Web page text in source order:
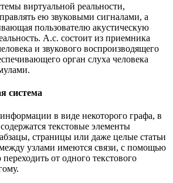
виртуальной реальности,
ею звуковыми сигналами, а
пользователю акустическую
А.с. состоит из приемника
и звукового воспроизводящего
орган слуха человека
система
в виде некоторого графа, в
текстовые элементы
страницы или даже целые статьи
узлами имеются связи, с помощью
от одного текстового